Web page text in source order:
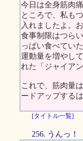
今日は全身筋肉
ところで、私も
入れましたよ。
食事制限はつら
っぱい食べてい
運動量を増やし
れた「ジャイア
これで、筋肉量
ードアップする
[タイトル一覧]
256. うんっ！